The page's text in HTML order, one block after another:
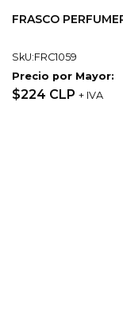
FRASCO
SkU:FRC1059
Precio por Mayor:
$224 CLP + IVA